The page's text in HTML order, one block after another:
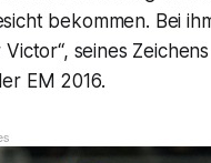
bekommen. Bei
seines Zeichens
EM 2016.